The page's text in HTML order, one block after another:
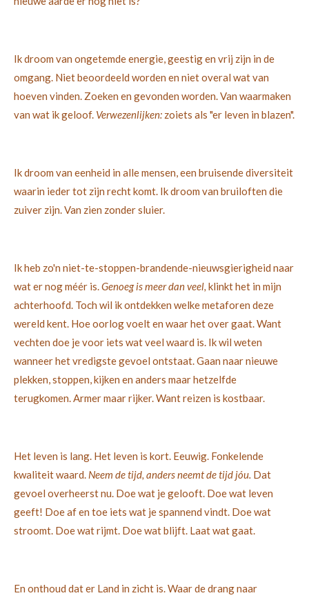
Ik droom van ongetemde energie, geestig en vrij zijn in de
omgang. Niet beoordeeld worden en niet overal wat van
hoeven vinden. Zoeken en gevonden worden. Van waarmaken
van wat ik geloof. Verwezenlijken: zoiets als "er leven in blazen".
Ik droom van eenheid in alle mensen, een bruisende diversiteit
waarin ieder tot zijn recht komt. Ik droom van bruiloften die
zuiver zijn. Van zien zonder sluier.
Ik heb zo'n niet-te-stoppen-brandende-nieuwsgierigheid naar
wat er nog méér is.Genoeg is meer dan veel, klinkt het in mijn
achterhoofd. Toch wil ik ontdekken welke metaforen deze
wereld kent. Hoe oorlog voelt en waar het over gaat. Want
vechten doe je voor iets wat veel waard is. Ik wil weten
wanneer het vredigste gevoel ontstaat. Gaan naar nieuwe
plekken, stoppen, kijken en anders maar hetzelfde
terugkomen. Armer maar rijker. Want reizen is kostbaar.
Het leven is lang. Het leven is kort. Eeuwig. Fonkelende
kwaliteit waard. Neem de tijd, anders neemt de tijd jóu. Dat
gevoel overheerst nu. Doe wat je gelooft. Doe wat leven
geeft! Doe af en toe iets wat je spannend vindt. Doe wat
stroomt. Doe wat rijmt. Doe wat blijft. Laat wat gaat.
En onthoud dat er Land in zicht is. Waar de drang naar